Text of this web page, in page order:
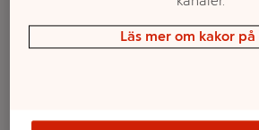
Välj butik och
Läs mer om kakor på